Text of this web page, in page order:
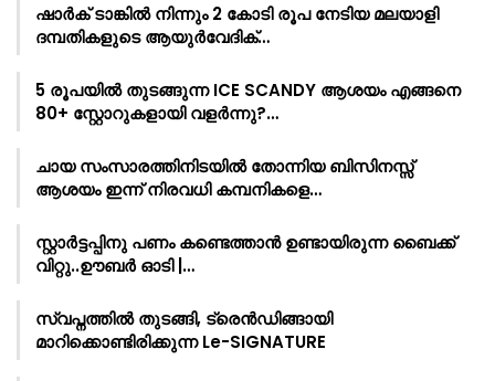
ഷാർക്‌ ടാങ്കിൽ നിന്നും 2 കോടി രൂപ നേടിയ മലയാളി
ദമ്പതികളുടെ ആയുർവേദിക്…
5 രൂപയിൽ തുടങ്ങുന്ന ICE SCANDY ആശയം എങ്ങനെ
80+ സ്റ്റോറുകളായി വളർന്നു?…
ചായ സംസാരത്തിനിടയിൽ തോന്നിയ ബിസിനസ്സ്
ആശയം ഇന്ന് നിരവധി കമ്പനികളെ…
സ്റ്റാർട്ടപ്പിനു പണം കണ്ടെത്താൻ ഉണ്ടായിരുന്ന ബൈക്ക്
വിറ്റു..ഊബർ ഓടി |…
സ്വപ്നത്തിൽ തുടങ്ങി, ട്രെൻഡിങ്ങായി
മാറിക്കൊണ്ടിരിക്കുന്ന Le-SIGNATURE